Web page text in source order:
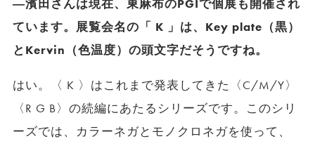
―濱田さんは現在、東麻布のPGIで個展も開催され
ています。展覧会名の「 K 」は、Key plate（黒）
とKervin（色温度）の頭文字だそうですね。
はい。〈 K 〉はこれまで発表してきた〈C/M/Y〉
〈R G B〉の続編にあたるシリーズです。このシリ
ーズでは、カラーネガとモノクロネガを使って、